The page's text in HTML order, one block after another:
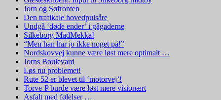
Jorn og Søfronten
Den trafikale hovedpulsåre
Undgå ‘døde ender’ i gågaderne
Silkeborg MadMekka!
“Men han har jo ikke noget på!”
Nordskovvej kunne være løst mere optimalt …
Jorns Boulevard
Løs nu problemet!
Rute 52 er blevet til ‘motorvej’!
Torve-P burde være løst mere visionært
Asfalt med følelser …